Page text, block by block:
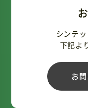
シンテ
下記よ
お